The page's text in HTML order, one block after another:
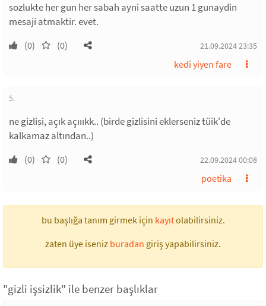
sozlukte her gun her sabah ayni saatte uzun 1 gunaydin
mesaji atmaktir. evet.
(0) (0) 21.09.2024 23:35
kedi yiyen fare
5.
ne gizlisi, açık açıııkk.. (birde gizlisini eklerseniz tüik'de
kalkamaz altından..)
(0) (0) 22.09.2024 00:08
poetika
bu başlığa tanım girmek için kayıtolabilirsiniz.
zaten üye iseniz buradan giriş yapabilirsiniz.
"gizli işsizlik" ile benzer başlıklar